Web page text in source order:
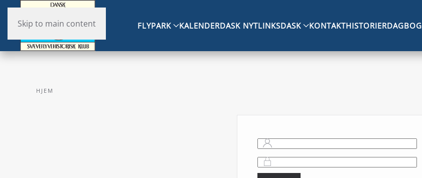
Skip to main content FLYPARK KALENDERDASK NYTLINKSDASK KONTAKTHISTORIERDAGBOG
HJEM